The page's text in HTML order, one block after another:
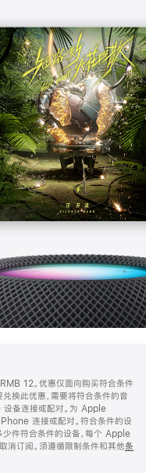
12。优惠仅面向购买符合条件
换此优惠，需要将符合条件的音
备连接或配对。为 Apple
连接或配对。符合条件的设
少件符合条件的设备，每个 Apple
消订阅。须遵循限制条件和其他条